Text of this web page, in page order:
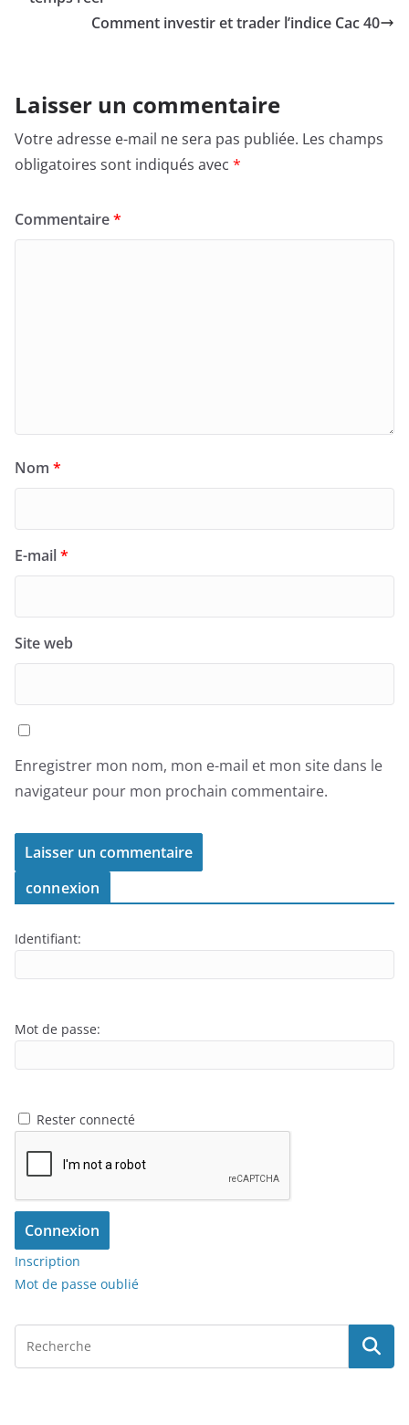
Comment investir et trader l’indice Cac 40
Laisser un commentaire
Votre adresse e-mail ne sera pas publiée. Les champs
obligatoires sont indiqués avec *
Commentaire*
Nom *
E-mail*
Site web
Enregistrer mon nom, mon e-mail et mon site dans le
navigateur pour mon prochain commentaire.
connexion
Identifiant:
Mot de passe:
Rester connecté
Connexion
Inscription
Mot de passe oublié